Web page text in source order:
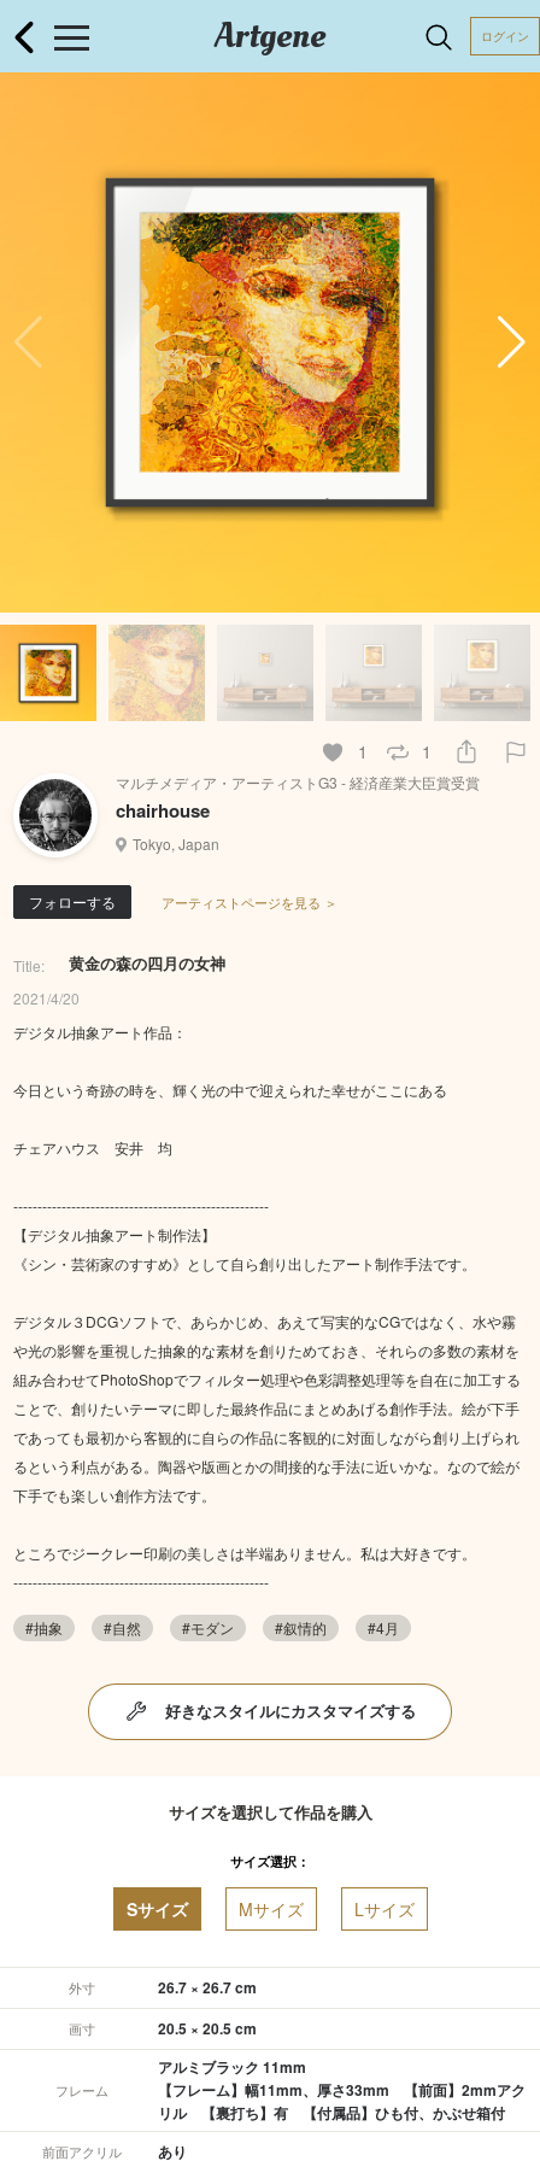
Artgene ログイン
1 1
マルチメディア・アーティストG3 - 経済産業大臣賞受賞
chairhouse
Tokyo, Japan
フォローする アーティストページを見る ＞
Title: 黄金の森の四月の女神
2021/4/20
デジタル抽象アート作品：
今日という奇跡の時を、輝く光の中で迎えられた幸せがここにある
チェアハウス 安井 均
-----------------------------------------------------
【デジタル抽象アート制作法】
《シン・芸術家のすすめ》として自ら創り出したアート制作手法です。
デジタル３DCGソフトで、あらかじめ、あえて写実的なCGではなく、水や霧
や光の影響を重視した抽象的な素材を創りためておき、それらの多数の素材を
組み合わせてPhotoShopでフィルター処理や色彩調整処理等を自在に加工する
ことで、創りたいテーマに即した最終作品にまとめあげる創作手法。絵が下手
であっても最初から客観的に自らの作品に客観的に対面しながら創り上げられ
るという利点がある。陶器や版画とかの間接的な手法に近いかな。なので絵が
下手でも楽しい創作方法です。
ところでジークレー印刷の美しさは半端ありません。私は大好きです。
-----------------------------------------------------
#抽象 #自然 #モダン #叙情的 #4月
好きなスタイルにカスタマイズする
サイズを選択して作品を購入
サイズ選択：
Sサイズ Mサイズ Lサイズ
外寸 26.7 × 26.7 cm
画寸 20.5 × 20.5 cm
フレーム
アルミブラック 11mm
【フレーム】幅11mm、厚さ33mm 【前面】2mmアク
リル 【裏打ち】有 【付属品】ひも付、かぶせ箱付
前面アクリル あり